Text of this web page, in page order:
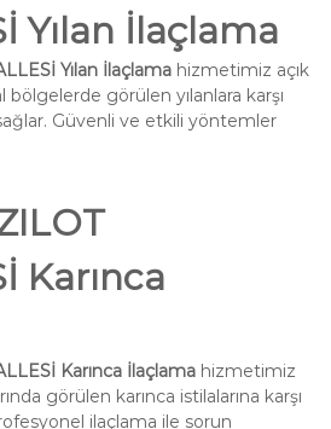
Yılan İlaçlama
Yılan İlaçlamahizmetimiz açık
bölgelerde görülen yılanlara karşı
Güvenli ve etkili yöntemler
Karınca
Karınca İlaçlamahizmetimiz
görülen karınca istilalarına karşı
ilaçlama ile sorun